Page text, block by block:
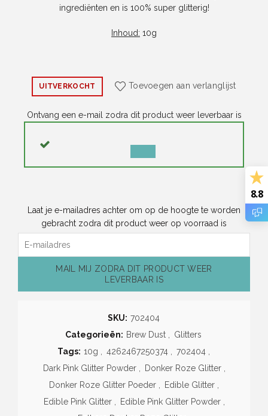
ingrediënten en is 100% super glitterig!
Inhoud: 10g
UITVERKOCHT Toevoegen aan verlanglijst
Ontvang een e-mail zodra dit product weer leverbaar is
MELDING
NEGEREN
Laat je e-mailadres achter om op de hoogte te worden
gebracht zodra dit product weer op voorraad is
MAIL MIJ ZODRA DIT PRODUCT WEER
LEVERBAAR IS
SKU: 702404
Categorieën: Brew Dust
Glitters
Tags: 10g 4262467250374 702404
Dark Pink Glitter Powder
Donker Roze Glitter
Donker Roze Glitter Poeder
Edible Glitter
Edible Pink Glitter
Edible Pink Glitter Powder
8.8